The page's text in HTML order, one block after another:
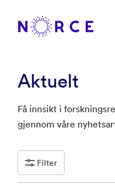
Aktuelt
Få innsikt i
gjennom våre
Filter